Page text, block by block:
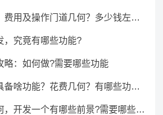
费用及操作门道几何？多少钱左右
，究竟有哪些功能?
略：如何做?需要哪些功能
啥功能？花费几何？有哪些功能?
，开发一个有哪些前景?需要哪些费